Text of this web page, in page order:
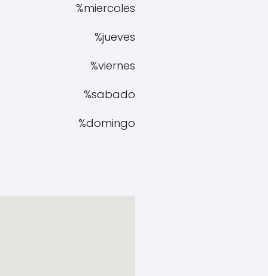
%miercoles
%jueves
%viernes
%sabado
%domingo